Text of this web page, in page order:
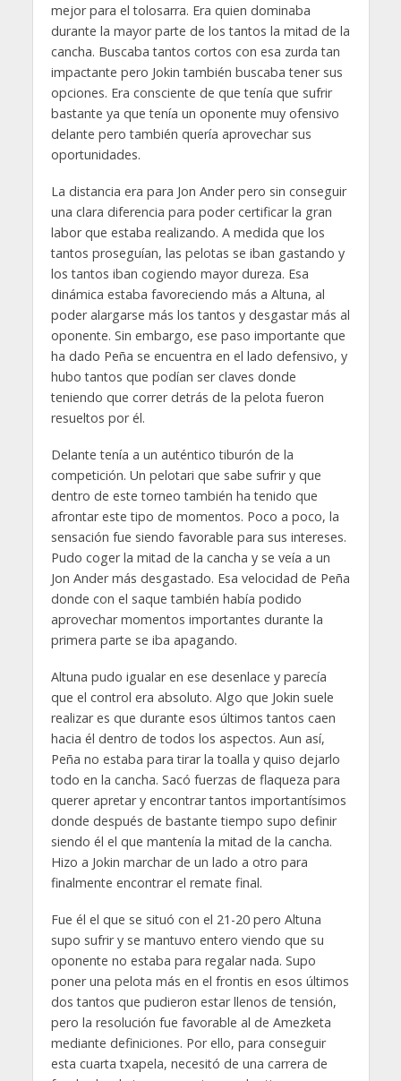
mejor para el tolosarra. Era quien dominaba
durante la mayor parte de los tantos la mitad de la
cancha. Buscaba tantos cortos con esa zurda tan
impactante pero Jokin también buscaba tener sus
opciones. Era consciente de que tenía que sufrir
bastante ya que tenía un oponente muy ofensivo
delante pero también quería aprovechar sus
oportunidades.
La distancia era para Jon Ander pero sin conseguir
una clara diferencia para poder certificar la gran
labor que estaba realizando. A medida que los
tantos proseguían, las pelotas se iban gastando y
los tantos iban cogiendo mayor dureza. Esa
dinámica estaba favoreciendo más a Altuna, al
poder alargarse más los tantos y desgastar más al
oponente. Sin embargo, ese paso importante que
ha dado Peña se encuentra en el lado defensivo, y
hubo tantos que podían ser claves donde
teniendo que correr detrás de la pelota fueron
resueltos por él.
Delante tenía a un auténtico tiburón de la
competición. Un pelotari que sabe sufrir y que
dentro de este torneo también ha tenido que
afrontar este tipo de momentos. Poco a poco, la
sensación fue siendo favorable para sus intereses.
Pudo coger la mitad de la cancha y se veía a un
Jon Ander más desgastado. Esa velocidad de Peña
donde con el saque también había podido
aprovechar momentos importantes durante la
primera parte se iba apagando.
Altuna pudo igualar en ese desenlace y parecía
que el control era absoluto. Algo que Jokin suele
realizar es que durante esos últimos tantos caen
hacia él dentro de todos los aspectos. Aun así,
Peña no estaba para tirar la toalla y quiso dejarlo
todo en la cancha. Sacó fuerzas de flaqueza para
querer apretar y encontrar tantos importantísimos
donde después de bastante tiempo supo definir
siendo él el que mantenía la mitad de la cancha.
Hizo a Jokin marchar de un lado a otro para
finalmente encontrar el remate final.
Fue él el que se situó con el 21-20 pero Altuna
supo sufrir y se mantuvo entero viendo que su
oponente no estaba para regalar nada. Supo
poner una pelota más en el frontis en esos últimos
dos tantos que pudieron estar llenos de tensión,
pero la resolución fue favorable al de Amezketa
mediante definiciones. Por ello, para conseguir
esta cuarta txapela, necesitó de una carrera de